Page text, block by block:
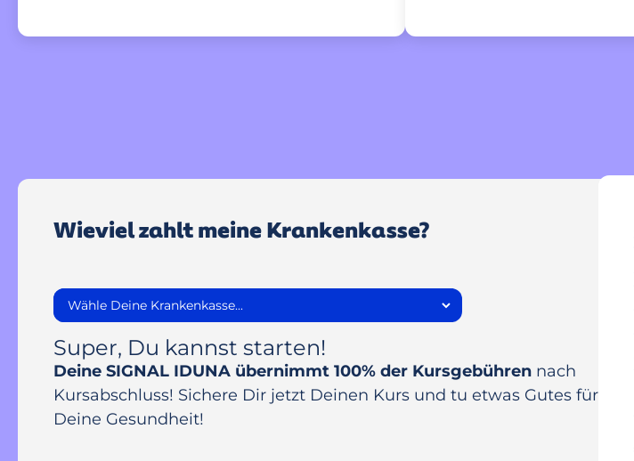
Wieviel zahlt meine Krankenkasse?
Super, Du kannst starten!
Deine SIGNAL IDUNA übernimmt 100% der Kursgebühren nach
Kursabschluss! Sichere Dir jetzt Deinen Kurs und tu etwas Gutes für
Deine Gesundheit!